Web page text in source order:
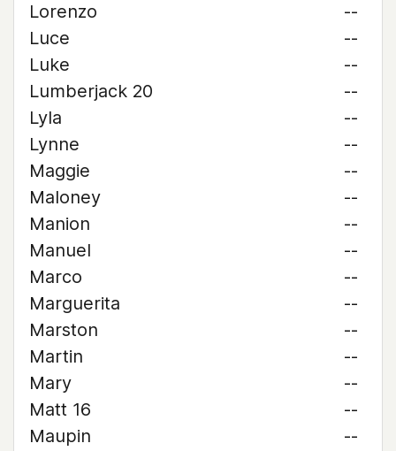
Lorenzo
--
Luce
--
Luke
--
Lumberjack 20
--
Lyla
--
Lynne
--
Maggie
--
Maloney
--
Manion
--
Manuel
--
Marco
--
Marguerita
--
Marston
--
Martin
--
Mary
--
Matt 16
--
Maupin
--